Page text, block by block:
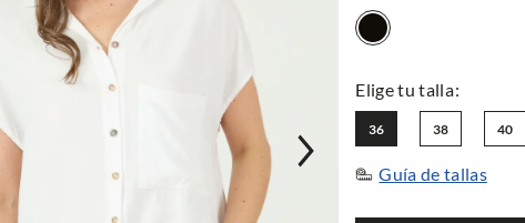
36 38 40
Guía de tallas